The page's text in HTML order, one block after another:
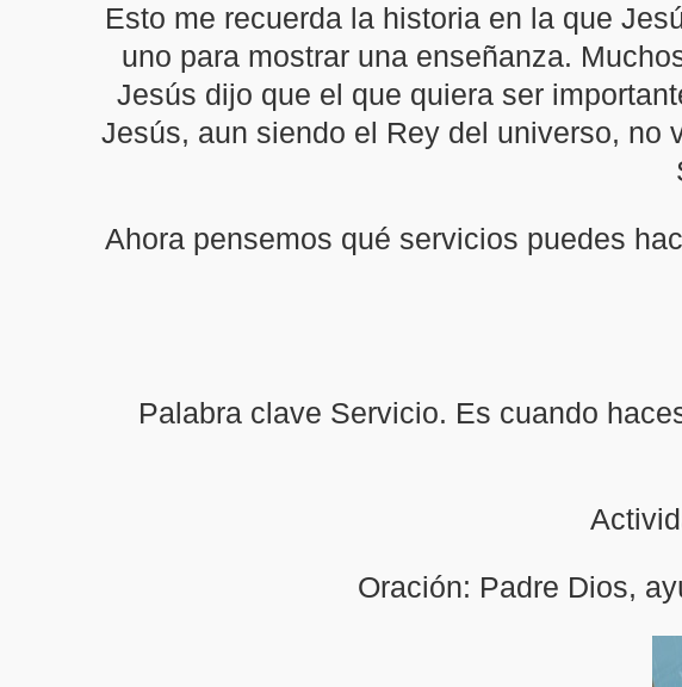
Esto me recuerda la historia en la que
uno para mostrar una enseñanza.
Jesús dijo que el que quiera ser
Jesús, aun siendo el Rey del universo, no
Ahora pensemos qué servicios puedes
Palabra clave Servicio. Es cuando
Oración: Padre Dios,